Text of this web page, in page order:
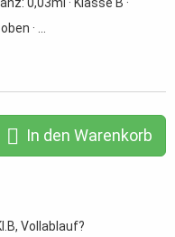
· ...
In den Warenkorb
Vollablauf?